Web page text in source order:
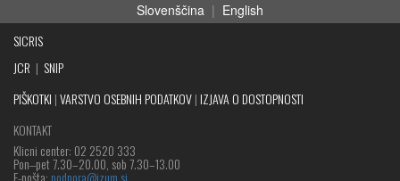
Slovenščina | English
SICRIS
JCR | SNIP
PIŠKOTKI |VARSTVO OSEBNIH PODATKOV| IZJAVA O DOSTOPNOSTI
KONTAKT
Klicni center: 02 2520 333
Pon‒pet 7.30–20.00, sob 7.30–13.00
E-pošta: podpora@izum.si